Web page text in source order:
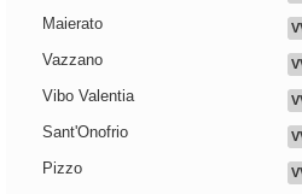
Maierato
Vazzano
Vibo Valentia
Sant'Onofrio
Pizzo